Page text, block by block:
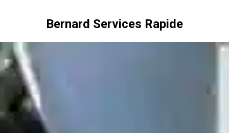
Bernard Services Rapide